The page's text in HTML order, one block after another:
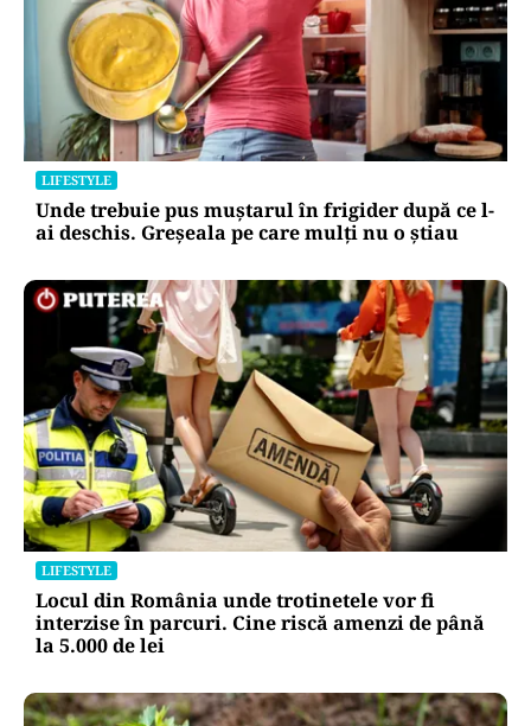
LIFESTYLE
Unde trebuie pus muștarul în frigider după ce l-
ai deschis. Greșeala pe care mulți nu o știau
LIFESTYLE
Locul din România unde trotinetele vor fi
interzise în parcuri. Cine riscă amenzi de până
la 5.000 de lei